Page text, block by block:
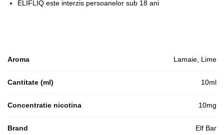
ELIFLIQ este interzis persoanelor sub 18 ani
Aroma Lamaie, Lime
Cantitate (ml) 10ml
Concentratie nicotina 10mg
Brand Elf Bar